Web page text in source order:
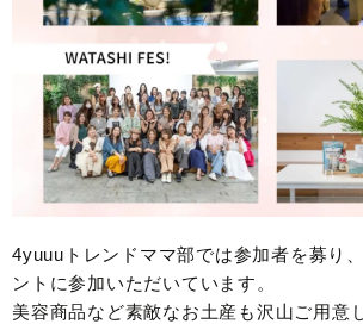
4yuuuトレンドママ部では参加者を募り
ントに参加いただいています。
美容商品など素敵なお土産も沢山ご用意